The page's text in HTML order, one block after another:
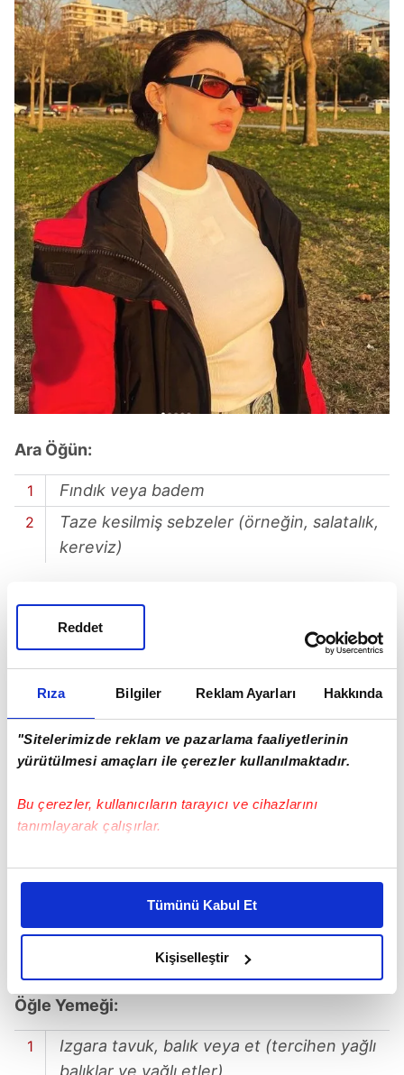
Rıza Bilgiler Reklam Ayarları Hakkında
"Sitelerimizde reklam ve pazarlama faaliyetlerinin
yürütülmesi amaçları ile çerezler kullanılmaktadır.
Bu çerezler, kullanıcıların tarayıcı ve cihazlarını
tanımlayarak çalışırlar.
Bu çerezlere izin vermeniz halinde sizlere özel
daha iyi reklam deneyimi yaşatabiliriz. Bunu yaparken
amacımızın size daha iyi bir reklam deneyimi sunmak
olduğunu ve sizlere en iyi içerikleri sunabilmek adına
elimizden gelen çabayı gösterdiğimizi ve bu noktada,
reklamların maliyetlerimizi karşılamak noktasında tek gelir
Her halükârda, kullanıcılar, bu çerezlere izin vermedikleri
Tümünü Kabul Et
Kişiselleştir
Reddet
Ara Öğün:
Fındık veya badem
Taze kesilmiş sebzeler (örneğin, salatalık,
kereviz)
Öğle Yemeği:
Izgara tavuk, balık veya et (tercihen yağlı
balıklar ve yağlı etler)